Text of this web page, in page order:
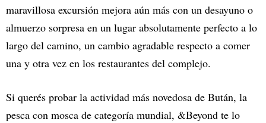
maravillosa excursión mejora aún más con un desayuno o
almuerzo sorpresa en un lugar absolutamente perfecto a lo
largo del camino, un cambio agradable respecto a comer
una y otra vez en los restaurantes del complejo.
Si querés probar la actividad más novedosa de Bután, la
pesca con mosca de categoría mundial, &Beyond te lo